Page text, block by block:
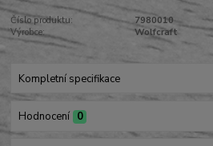
Číslo produktu:
7980010
Výrobce:
Wolfcraft
Kompletní specifikace
Hodnocení 0